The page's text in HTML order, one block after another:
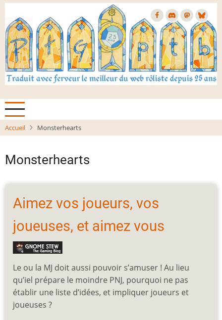
Aller
contenu
principal
Accueil Monsterhearts
Monsterhearts
Aimez vos joueurs, vos
joueuses, et aimez vous
Le ou la MJ doit aussi pouvoir s’amuser ! Au lieu
qu’iel prépare le moindre PNJ, pourquoi ne pas
établir une liste d’idées, et impliquer joueurs et
joueuses ?